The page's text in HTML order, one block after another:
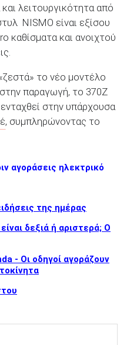
λειτουργικότητα από
NISMO είναι εξίσου
καθίσματα και ανοιχτού
το νέο μοντέλο
παραγωγή, το 370Ζ
στην υπάρχουσα
, συμπληρώνοντας το
αγοράσεις ηλεκτρικό
της ημέρας
δεξιά ή αριστερά; Ο
- Οι οδηγοί αγοράζουν